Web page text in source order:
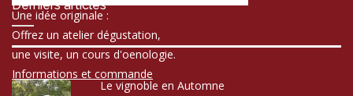
Une idée originale :
Offrez un atelier dégustation,
une visite, un cours d'oenologie.
Informations et commande
Derniers articles
Le vignoble en Automne